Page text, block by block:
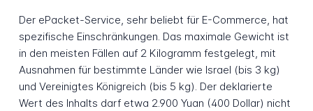
Der ePacket-Service, sehr beliebt für E-Commerce, hat
spezifische Einschränkungen. Das maximale Gewicht ist
in den meisten Fällen auf 2 Kilogramm festgelegt, mit
Ausnahmen für bestimmte Länder wie Israel (bis 3 kg)
und Vereinigtes Königreich (bis 5 kg). Der deklarierte
Wert des Inhalts darf etwa 2.900 Yuan (400 Dollar) nicht